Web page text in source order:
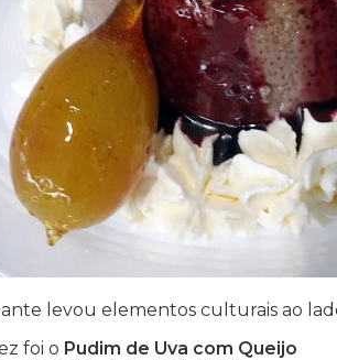
levou elementos culturais ao
foi o Pudim de Uva com Queijo